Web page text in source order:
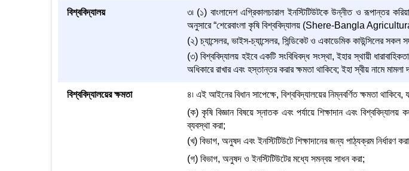
বিশ্ববিদ্যালয়
৩৷ (১) বাংলাদেশ এগ্রিকালচারাল ইনস্টিটিউটকে উন্নীত ও রূপান্তর
অনুসারে “শেরেবাংলা কৃষি বিশ্ববিদ্যালয় (Shere-Bangla
(২) চ্যান্সেলর, ভাইস-চ্যান্সেলর, সিন্ডিকেট ও একাডেমিক কাউন্সিলের সকল
(৩) বিশ্ববিদ্যালয় হইবে একটি সংবিধিবদ্ধ সংস্থা, ইহার স্থায়ী
অধিকারে রাখার এবং হস্তান্তর করার ক্ষমতা থাকিবে; ইহা স্বীয় নামে মামলা
বিশ্ববিদ্যালয়ের ক্ষমতা
৪৷ এই আইনের বিধান সাপেক্ষে, বিশ্ববিদ্যালয়ের নিম্নবর্ণিত ক্ষমতা থাকিবে,
(ক) কৃষি বিজ্ঞান বিষয়ে স্নাতক এবং পর্যায়ে শিক্ষাদান এবং
ব্যবস্থা করা;
(খ) বিভাগ, অনুষদ এবং ইনস্টিটিউটে শিক্ষাদানের জন্য পাঠ্যক্রম নির্ধারণ
(গ) বিভাগ, অনুষদ ও ইনস্টিটিউটের মধ্যে সমন্বয় সাধন করা;